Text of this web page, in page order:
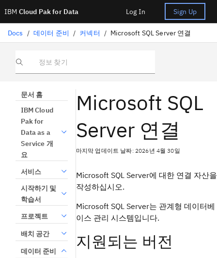
IBM Cloud Pak for Data Log In Sign Up
Docs / 데이터 준비 / 커넥터 / Microsoft SQL Server 연결
정보 찾기
문서 홈
IBM Cloud
Pak for
Data as a
Service 개
요
서비스
시작하기 및
학습서
프로젝트
배치 공간
데이터 준비
Microsoft SQL
Server 연결
마지막 업데이트 날짜: 2026년 4월 30일
Microsoft SQL Server에 대한 연결 자산을
작성하십시오.
Microsoft SQL Server는 관계형 데이터베
이스 관리 시스템입니다.
지원되는 버전